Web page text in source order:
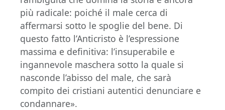
più radicale: poiché il male cerca di
affermarsi sotto le spoglie del bene. Di
questo fatto l’Anticristo è l’espressione
massima e definitiva: l’insuperabile e
ingannevole maschera sotto la quale si
nasconde l’abisso del male, che sarà
compito dei cristiani autentici denunciare e
condannare».